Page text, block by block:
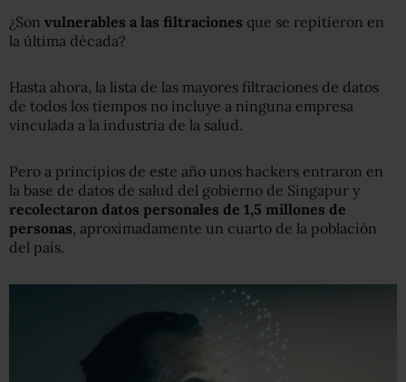
¿Son vulnerables a las filtraciones que se repitieron en
la última década?
Hasta ahora, la lista de las mayores filtraciones de datos
de todos los tiempos no incluye a ninguna empresa
vinculada a la industria de la salud.
Pero a principios de este año unos hackers entraron en
la base de datos de salud del gobierno de Singapur y
recolectaron datos personales de 1,5 millones de
personas , aproximadamente un cuarto de la población
del país.